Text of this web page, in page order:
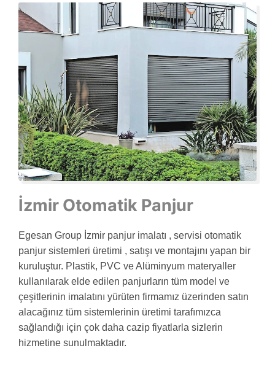
İzmir Otomatik Panjur
Egesan Group İzmir panjur imalatı , servisi otomatik
panjur sistemleri üretimi , satışı ve montajını yapan bir
kuruluştur. Plastik, PVC ve Alüminyum materyaller
kullanılarak elde edilen panjurların tüm model ve
çeşitlerinin imalatını yürüten firmamız üzerinden satın
alacağınız tüm sistemlerinin üretimi tarafımızca
sağlandığı için çok daha cazip fiyatlarla sizlerin
hizmetine sunulmaktadır.